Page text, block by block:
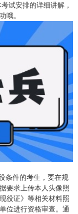
试安排的详细讲解，
哦。
件的考生，要在规
要求上传本人头像照
役证》等相关材料照
位进行资格审查。通